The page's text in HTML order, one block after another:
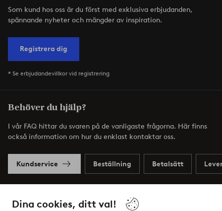
Dina cookies, ditt val!
Som kund hos oss är du först med exklusiva erbjudanden,
spännande nyheter och mängder av inspiration.
Registrera dig
* Se erbjudandevillkor vid registrering
Behöver du hjälp?
I vår FAQ hittar du svaren på de vanligaste frågorna. Här finns
också information om hur du enklast kontaktar oss.
Kundservice Beställning Betalsätt
Mina sidor